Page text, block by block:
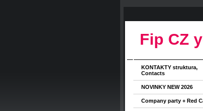
Fip CZ
KONTAKTY struktura,
Contacts
NOVINKY NEW 2026
Company party + Red